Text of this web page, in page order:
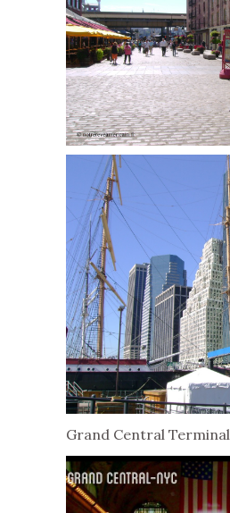
Grand Central Terminal